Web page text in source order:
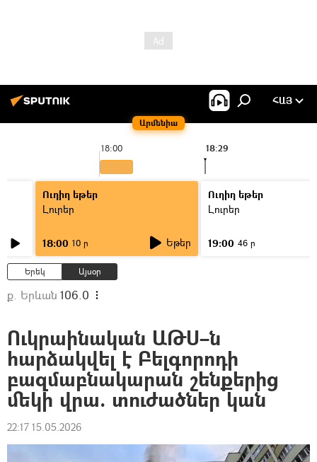
Արմենիա
ՀԱՅ
18:00 18:29
Ուղիղ եթեր
Լուրեր
18:00 10 ր Եթեր
Ուղիղ եթեր
Լուրեր
19:00 46 ր
Երեկ Այսօր
ք. Երևան 106.0
Ուկրաինական ԱԹՍ–ն
հարձակվել է Բելգորոդի
բազմաբնակարան շենքերից
մեկի վրա. տուժածներ կան
22:17 15.05.2026